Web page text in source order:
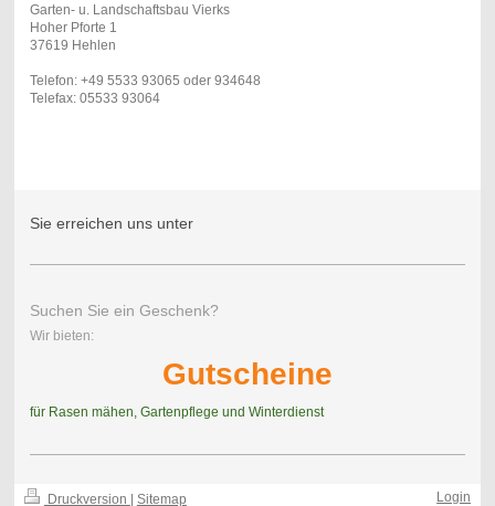
Garten- u. Landschaftsbau Vierks
Hoher Pforte 1
37619 Hehlen
Telefon: +49 5533 93065 oder 934648
Telefax: 05533 93064
Sie erreichen uns unter
Suchen Sie ein Geschenk?
Wir bieten:
Gutscheine
für Rasen mähen, Gartenpflege und Winterdienst
Druckversion Sitemap Login